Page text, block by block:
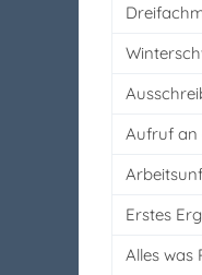
Aufruf an
Erstes
Alles was